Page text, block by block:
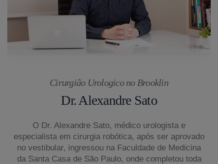
Cirurgião Urologico no Brooklin
Dr. Alexandre Sato
O Dr. Alexandre Sato, médico urologista e
especialista em cirurgia robótica, após ser aprovado
no vestibular, ingressou na Faculdade de Medicina
da Santa Casa de São Paulo, onde completou toda